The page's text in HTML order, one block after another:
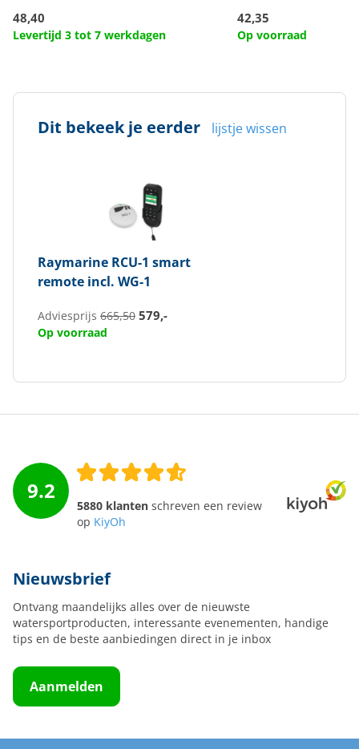
48,40
Levertijd 3 tot 7 werkdagen
42,35
Op voorraad
Dit bekeek je eerder lijstje wissen
Raymarine RCU-1 smart
remote incl. WG-1
Adviesprijs 665,50 579,-
Op voorraad
9.2
5880 klanten schreven een review
op KiyOh
Nieuwsbrief
Ontvang maandelijks alles over de nieuwste
watersportproducten, interessante evenementen, handige
tips en de beste aanbiedingen direct in je inbox
Aanmelden